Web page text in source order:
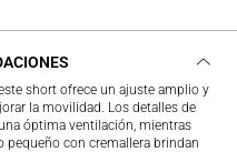
short ofrece un ajuste amplio y
la movilidad. Los detalles de
óptima ventilación, mientras
pequeño con cremallera brindan